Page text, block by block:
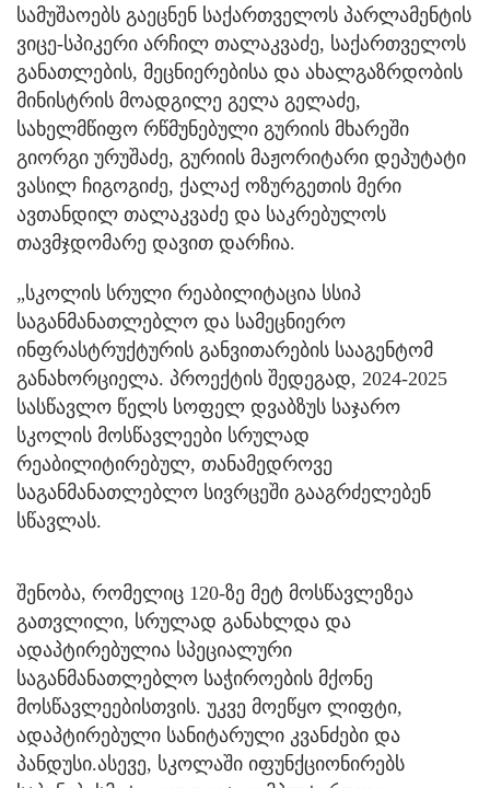
სამუშაოებს გაეცნენ საქართველოს პარლამენტის
ვიცე-სპიკერი არჩილ თალაკვაძე, საქართველოს
განათლების, მეცნიერებისა და ახალგაზრდობის
მინისტრის მოადგილე გელა გელაძე,
სახელმწიფო რწმუნებული გურიის მხარეში
გიორგი ურუშაძე, გურიის მაჟორიტარი დეპუტატი
ვასილ ჩიგოგიძე, ქალაქ ოზურგეთის მერი
ავთანდილ თალაკვაძე და საკრებულოს
თავმჯდომარე დავით დარჩია.
„სკოლის სრული რეაბილიტაცია სსიპ
საგანმანათლებლო და სამეცნიერო
ინფრასტრუქტურის განვითარების სააგენტომ
განახორციელა. პროექტის შედეგად, 2024-2025
სასწავლო წელს სოფელ დვაბზუს საჯარო
სკოლის მოსწავლეები სრულად
რეაბილიტირებულ, თანამედროვე
საგანმანათლებლო სივრცეში გააგრძელებენ
სწავლას.
შენობა, რომელიც 120-ზე მეტ მოსწავლეზეა
გათვლილი, სრულად განახლდა და
ადაპტირებულია სპეციალური
საგანმანათლებლო საჭიროების მქონე
მოსწავლეებისთვის. უკვე მოეწყო ლიფტი,
ადაპტირებული სანიტარული კვანძები და
პანდუსი.ასევე, სკოლაში იფუნქციონირებს